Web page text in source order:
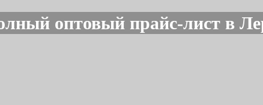
оптовый прайс-лист в